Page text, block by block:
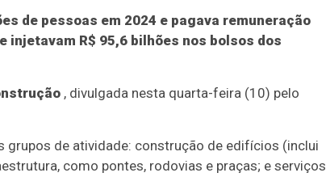
de pessoas em 2024 e pagava remuneração
injetavam R$ 95,6 bilhões nos bolsos dos
, divulgada nesta quarta-feira (10) pelo
de atividade: construção de edifícios (inclui
como pontes, rodovias e praças; e serviços